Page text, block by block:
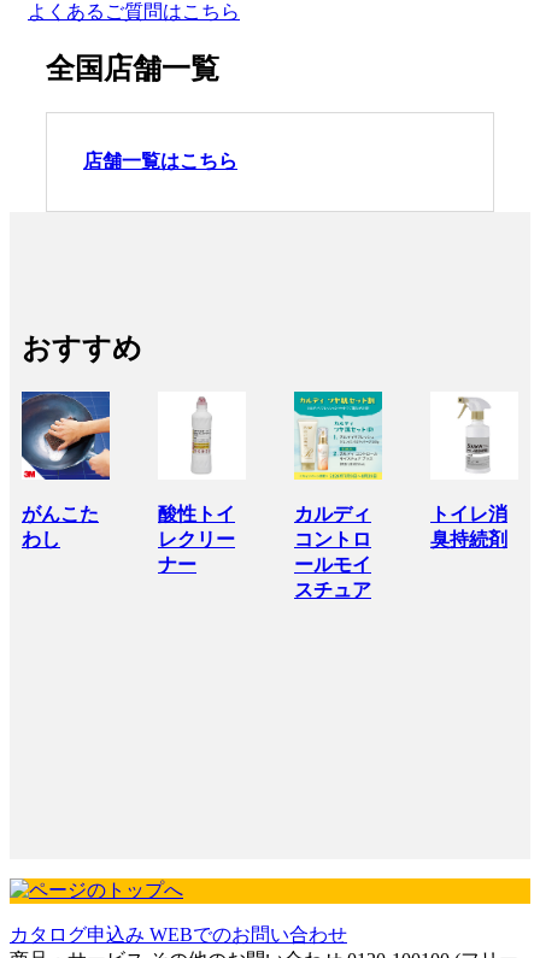
よくあるご質問はこちら
全国店舗一覧
店舗一覧はこちら
おすすめ
がんこた
わし
酸性トイ
レクリー
ナー
カルディ
コントロ
ールモイ
スチュア
トイレ消
臭持続剤
カタログ申込み WEBでのお問い合わせ